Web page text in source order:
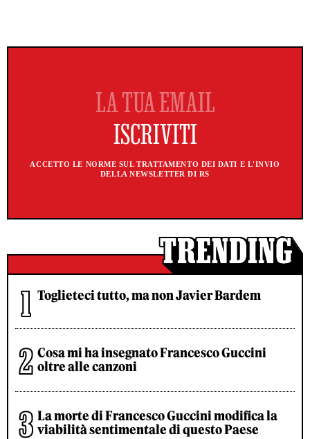
ACCETTO LE NORME SUL TRATTAMENTO DEI DATI E L'INVIO
DELLA NEWSLETTER DI RS
Toglieteci tutto, ma non Javier Bardem
Cosa mi ha insegnato Francesco Guccini
oltre alle canzoni
La morte di Francesco Guccini modifica la
viabilità sentimentale di questo Paese